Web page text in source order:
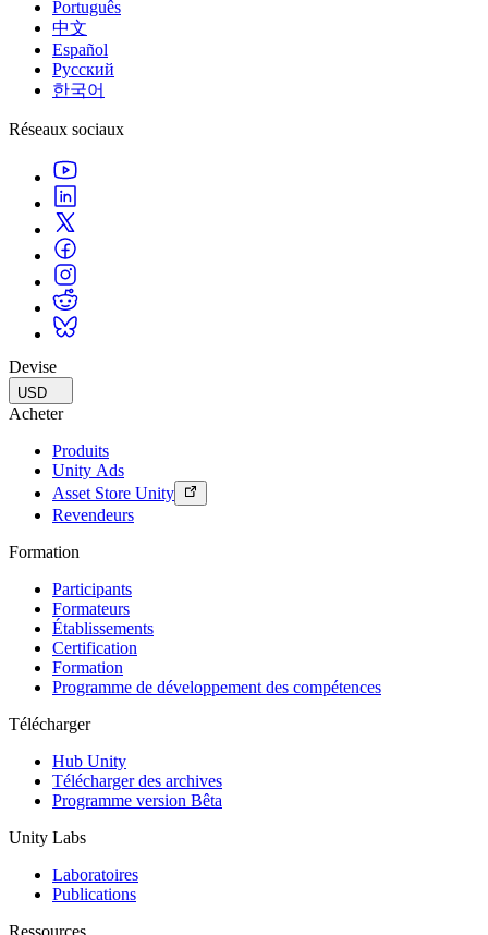
Português
中文
Español
Русский
한국어
Réseaux sociaux
Devise
USD
Acheter
Produits
Unity Ads
Asset Store Unity
Revendeurs
Formation
Participants
Formateurs
Établissements
Certification
Formation
Programme de développement des compétences
Télécharger
Hub Unity
Télécharger des archives
Programme version Bêta
Unity Labs
Laboratoires
Publications